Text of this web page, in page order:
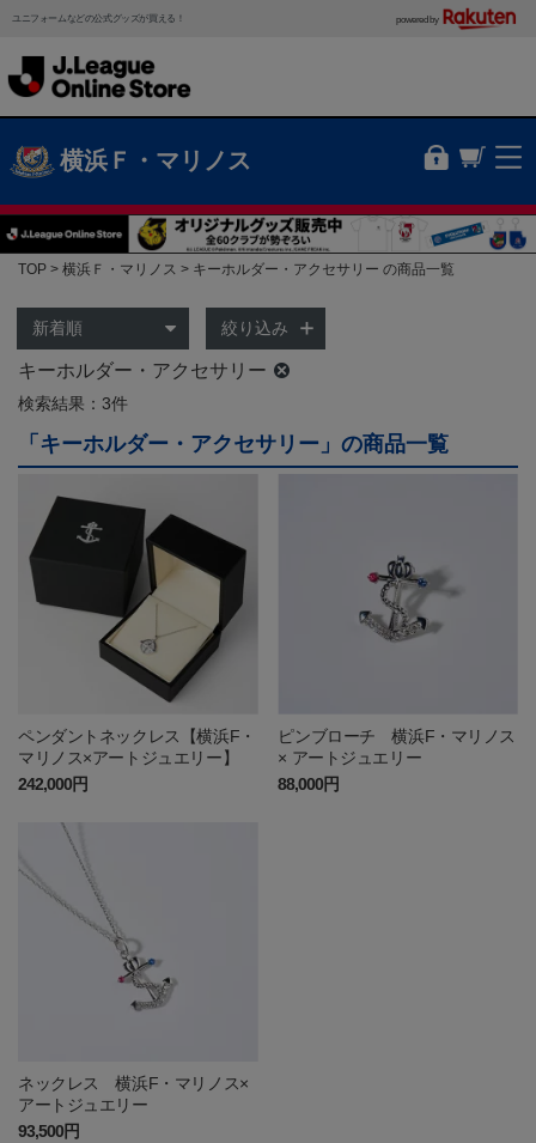
ユニフォームなどの公式グッズが買える！ powered by
横浜Ｆ・マリノス
TOP 横浜Ｆ・マリノス キーホルダー・アクセサリー の商品一覧
絞り込み
キーホルダー・アクセサリー
検索結果：3件
「キーホルダー・アクセサリー」の商品一覧
ペンダントネックレス【横浜F・
マリノス×アートジュエリー】
242,000円
ピンブローチ 横浜F・マリノス
× アートジュエリー
88,000円
ネックレス 横浜F・マリノス×
アートジュエリー
93,500円